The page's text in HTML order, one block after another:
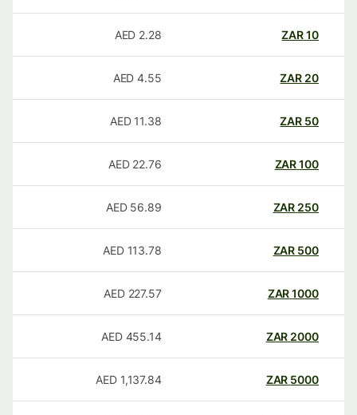
ZAR
2.28
AED
20
ZAR
4.55
AED
50
ZAR
11.38
AED
100
ZAR
22.76
AED
250
ZAR
56.89
AED
500
ZAR
113.78
AED
1000
ZAR
227.57
AED
2000
ZAR
455.14
AED
5000
ZAR
1,137.84
AED